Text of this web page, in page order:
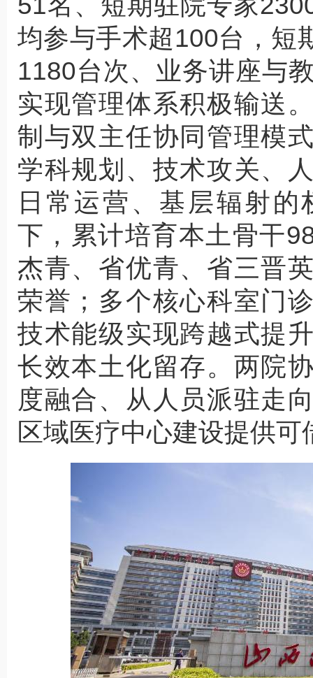
均参与手术超100台，短
1180台次、业务讲座与
实现管理体系积极输送
制与双主任协同管理模
学科规划、技术攻关、
日常运营、基层辐射
下，累计培育本土骨干
杰青、省优青、省三晋
荣誉；多个核心科室门
技术能级实现跨越式提
长效本土化留存。两院
度融合、从人员派驻走
区域医疗中心建设提供可